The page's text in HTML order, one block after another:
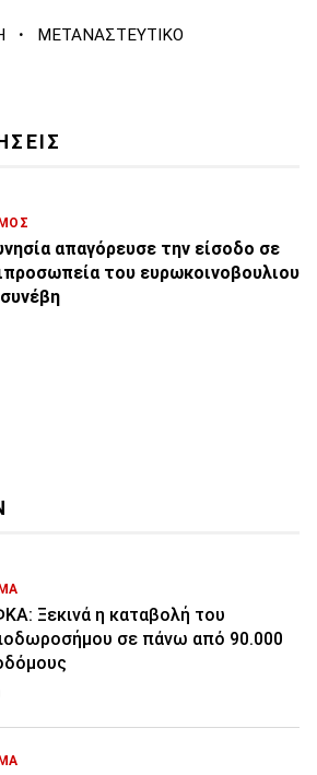
· ΜΕΤΑΝΑΣΤΕΥΤΙΚΟ
απαγόρευσε την είσοδο σε
του ευρωκοινοβουλιου
Ξεκινά η καταβολή του
σε πάνω από 90.000